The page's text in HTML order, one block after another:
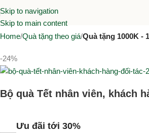
Skip to navigation
Skip to main content
Home Quà tặng theo giá Quà tặng 1000K -
-24%
Bộ quà Tết nhân viên, khách
Ưu đãi tới 30%